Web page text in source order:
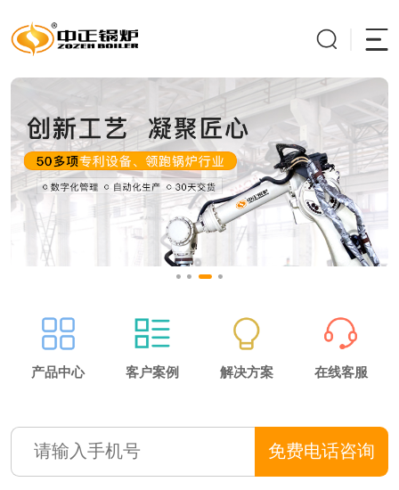
产品中心 客户案例 解决方案 在线客服
免费电话咨询